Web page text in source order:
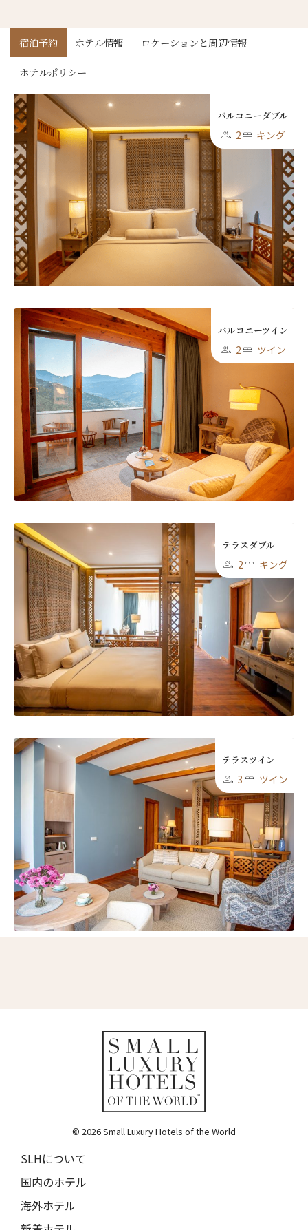
宿泊予約 ホテル情報 ロケーションと周辺情報
ホテルポリシー
バルコニーダブル
2 キング
バルコニーツイン
2 ツイン
テラスダブル
2 キング
テラスツイン
3 ツイン
© 2026 Small Luxury Hotels of the World
SLHについて
国内のホテル
海外ホテル
First Last
名前 （漢字）
First
Eメール*
送信
閉じる